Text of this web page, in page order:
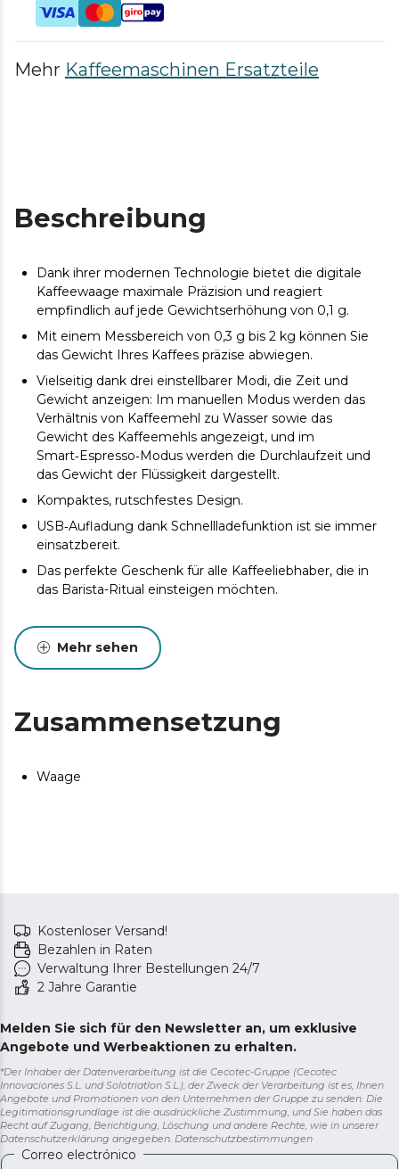
Mehr Kaffeemaschinen Ersatzteile
Beschreibung
Dank ihrer modernen Technologie bietet die digitale
Kaffeewaage maximale Präzision und reagiert
empfindlich auf jede Gewichtserhöhung von 0,1 g.
Mit einem Messbereich von 0,3 g bis 2 kg können Sie
das Gewicht Ihres Kaffees präzise abwiegen.
Vielseitig dank drei einstellbarer Modi, die Zeit und
Gewicht anzeigen: Im manuellen Modus werden das
Verhältnis von Kaffeemehl zu Wasser sowie das
Gewicht des Kaffeemehls angezeigt, und im
Smart‑Espresso‑Modus werden die Durchlaufzeit und
das Gewicht der Flüssigkeit dargestellt.
Kompaktes, rutschfestes Design.
USB‑Aufladung dank Schnellladefunktion ist sie immer
einsatzbereit.
Das perfekte Geschenk für alle Kaffeeliebhaber, die in
das Barista-Ritual einsteigen möchten.
Mehr sehen
Zusammensetzung
Waage
Kostenloser Versand!
Bezahlen in Raten
Verwaltung Ihrer Bestellungen 24/7
2 Jahre Garantie
Melden Sie sich für den Newsletter an, um exklusive
Angebote und Werbeaktionen zu erhalten.
*Der Inhaber der Datenverarbeitung ist die Cecotec-Gruppe (Cecotec
Innovaciones S.L. und Solotriatlon S.L.), der Zweck der Verarbeitung ist es, Ihnen
Angebote und Promotionen von den Unternehmen der Gruppe zu senden. Die
Legitimationsgrundlage ist die ausdrückliche Zustimmung, und Sie haben das
Recht auf Zugang, Berichtigung, Löschung und andere Rechte, wie in unserer
Datenschutzerklärung angegeben. Datenschutzbestimmungen
Correo electrónico